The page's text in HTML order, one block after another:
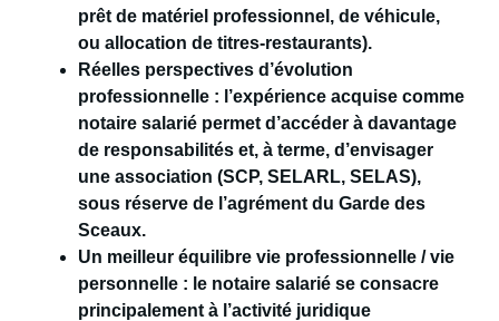
prêt de matériel professionnel, de véhicule,
ou allocation de titres-restaurants).
Réelles perspectives d’évolution
professionnelle : l’expérience acquise comme
notaire salarié permet d’accéder à davantage
de responsabilités et, à terme, d’envisager
une association (SCP, SELARL, SELAS),
sous réserve de l’agrément du Garde des
Sceaux.
Un meilleur équilibre vie professionnelle / vie
personnelle : le notaire salarié se consacre
principalement à l’activité juridique